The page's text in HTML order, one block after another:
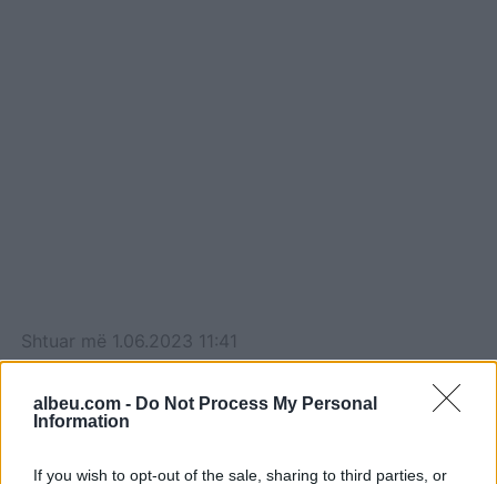
albeu.com - Do Not Process My Personal
Information
If you wish to opt-out of the sale, sharing to third parties, or
Shtuar më 1.06.2023 11:41
fat , para